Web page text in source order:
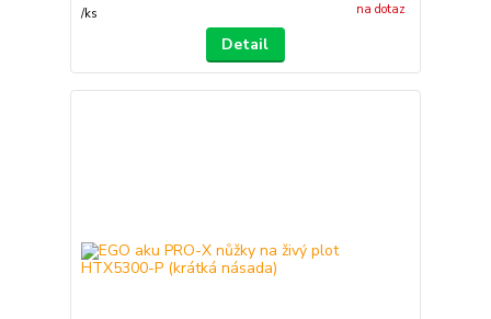
/ks na dotaz
Detail